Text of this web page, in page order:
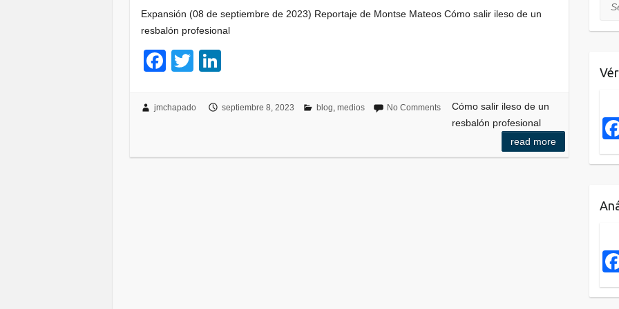
Expansión (08 de septiembre de 2023) Reportaje de Montse Mateos Cómo salir ileso de un
resbalón profesional
F
c
T
tt
k
jmchapado septiembre 8, 2023 blog, medios No Comments
Cómo salir ileso de un
resbalón profesional
read more